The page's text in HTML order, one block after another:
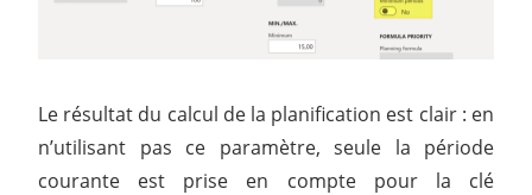
Le résultat du calcul de la planification est clair : en
n’utilisant pas ce paramètre, seule la période
courante est prise en compte pour la clé